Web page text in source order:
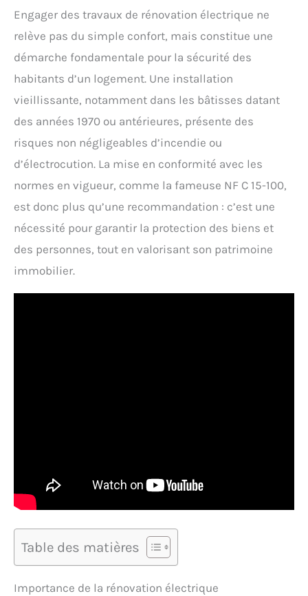
Engager des travaux de rénovation électrique ne
relève pas du simple confort, mais constitue une
démarche fondamentale pour la sécurité des
habitants d’un logement. Une installation
vieillissante, notamment dans les bâtisses datant
des années 1970 ou antérieures, présente des
risques non négligeables d’incendie ou
d’électrocution. La mise en conformité avec les
normes en vigueur, comme la fameuse NF C 15-100,
est donc plus qu’une recommandation : c’est une
nécessité pour garantir la protection des biens et
des personnes, tout en valorisant son patrimoine
immobilier.
Table des matières
Importance de la rénovation électrique